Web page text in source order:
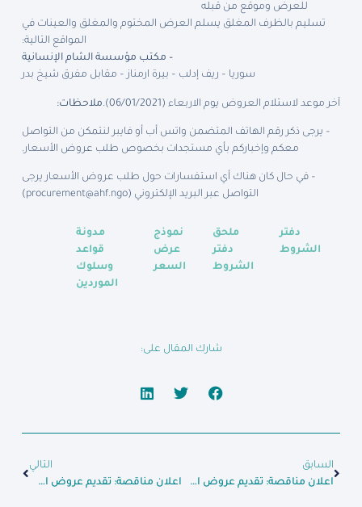
للعرض وموقع من قبله
تسليم بالظرف المغلق يسلم العرض المختوم والمغلق والعينات في
المواقع التالية:
– مكتب مؤسسة الشام الإنسانية
سوريا – ريف إدلب – بيرة ارمناز – مقابل مفرق شيخ بدر
آخر موعد لاستلام العروض يوم الاربعاء (06/01/2021). ملاحظات:
– يرجى ذكر رقم الهاتف المتضمن واتس أب أو فايبر لنتمكن من التواصل
معكم وإخباركم بأي مستجدات بخصوص طلب عروض الأسعار.
– في حال كان هناك أي استفسارات حول طلب عروض الأسعار يرجى
التواصل عبر البريد الإلكتروني (procurement@ahf.ngo
)
دفتر
الشروط
ملحق
دفتر
الشروط
نموذج
عرض
السعر
مدونة
قواعد
وسلوك
الموردين
شارك المقال على:
السابق
اعلان مناقصة: تقديم عروض اسعار اجهزة طبية
التالي
اعلان مناقصة: تقديم عروض اسعار استئجار فان مع سائق